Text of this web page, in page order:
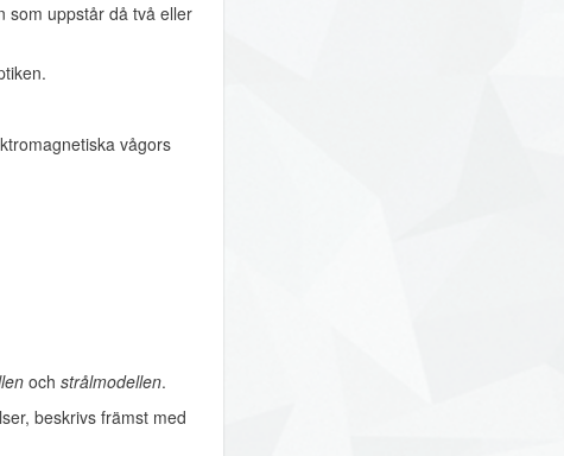
som uppstår då två eller
vågors
och strålmodellen.
beskrivs främst med